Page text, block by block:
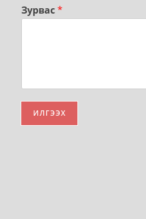
Зурвас*
ИЛГЭЭХ